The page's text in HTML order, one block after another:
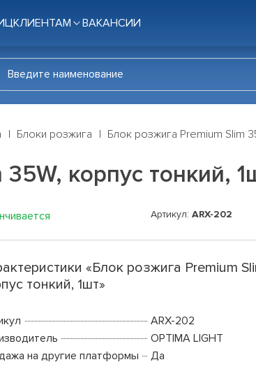
КЛИЕНТАМ ВАКАНСИИ
Блоки розжига Блок розжига Premium Slim
корпус тонкий,
Артикул: ARX-202
«Блок розжига Premium
тонкий, 1шт»
ARX-202
OPTIMA LIGHT
на другие платформы
Да